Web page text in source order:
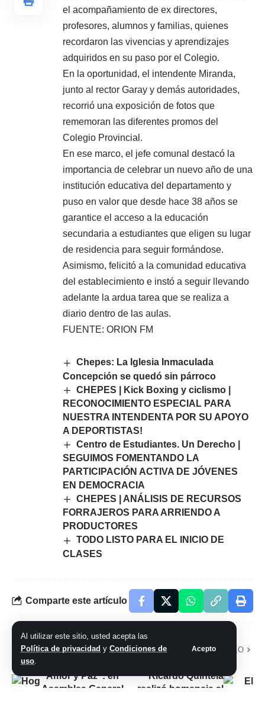
Al utilizar este sitio, usted acepta las
Política de privacidad y Condiciones de
uso.
Acepto
el acompañamiento de ex directores,
profesores, alumnos y familias, quienes
recordaron las vivencias y aprendizajes
adquiridos en su paso por el Colegio.
En la oportunidad, el intendente Miranda,
junto al rector Garay y demás autoridades,
recorrió una exposición de fotos que
rememoran las diferentes promos del
Colegio Provincial.
En ese marco, el jefe comunal destacó la
importancia de celebrar un nuevo año de una
institución educativa del departamento y
puso en valor que desde hace 38 años se
garantice el acceso a la educación
secundaria a estudiantes que eligen su lugar
de residencia para seguir formándose.
Asimismo, felicitó a la comunidad educativa
del establecimiento e instó a seguir llevando
adelante la ardua tarea que se realiza a
diario dentro de las aulas.
FUENTE: ORION FM
Chepes: La Iglesia Inmaculada
Concepción se quedó sin párroco
CHEPES | Kick Boxing y ciclismo |
RECONOCIMIENTO ESPECIAL PARA
NUESTRA INTENDENTA POR SU APOYO
A DEPORTISTAS!
Centro de Estudiantes. Un Derecho |
SEGUIMOS FOMENTANDO LA
PARTICIPACIÓN ACTIVA DE JÓVENES
EN DEMOCRACIA
CHEPES | ANÁLISIS DE RECURSOS
FORRAJEROS PARA ARRIENDO A
PRODUCTORES
TODO LISTO PARA EL INICIO DE
CLASES
Comparte este artículo
ARTÍCULO PREVIO
“Amor y Paz”: en
Asamblea General,
SIGUIENTE ARTÍCULO
Ricardo Quintela
realizó homenaje al